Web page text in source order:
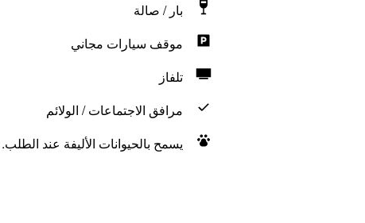
بار / صالة
موقف سيارات مجاني
تلفاز
مرافق الاجتماعات / الولائم
يسمح بالحيوانات الأليفة عند